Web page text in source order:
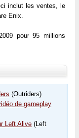
inclut les ventes, le
Enix.
pour 95 millions
(Outriders)
de gameplay
Left Alive (Left